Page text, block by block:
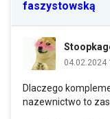
faszystowską
04.02.2024
Dlaczego
nazewnictwo to